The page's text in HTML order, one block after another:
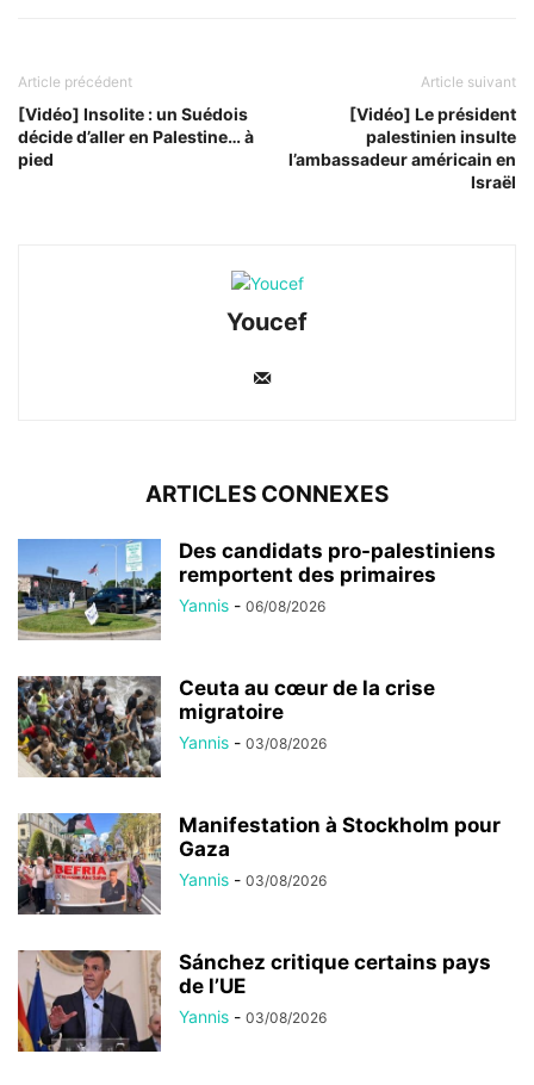
Article précédent
[Vidéo] Insolite : un Suédois
décide d’aller en Palestine… à
pied
Article suivant
[Vidéo] Le président
palestinien insulte
l’ambassadeur américain en
Israël
Youcef
ARTICLES CONNEXES
Des candidats pro-palestiniens
remportent des primaires
Yannis - 06/08/2026
Ceuta au cœur de la crise
migratoire
Yannis - 03/08/2026
Manifestation à Stockholm pour
Gaza
Yannis - 03/08/2026
Sánchez critique certains pays
de l’UE
Yannis - 03/08/2026